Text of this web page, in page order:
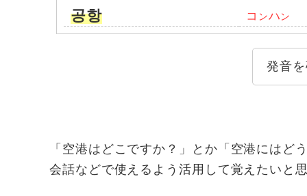
공항 コ ンハン
発音
「空港はどこですか？」とか「空港には
会話などで使えるよう活用して覚えたいと